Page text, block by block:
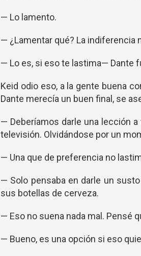
— Lo lamento.
— ¿Lamentar qué? La indiferencia
— Lo es, si eso te lastima— Dante
Keid odio eso, a la gente buena
Dante merecía un buen final, se
— Deberíamos darle una lección
televisión. Olvidándose por un
— Una que de preferencia no
— Solo pensaba en darle un
sus botellas de cerveza.
— Eso no suena nada mal. Pensé
— Bueno, es una opción si eso